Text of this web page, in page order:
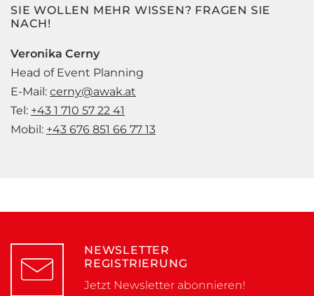
SIE WOLLEN MEHR WISSEN? FRAGEN SIE
NACH!
Veronika Cerny
Head of Event Planning
E-Mail: cerny@awak.at
Tel: +43 1 710 57 22 41
Mobil: +43 676 851 66 77 13
NEWSLETTER
REGISTRIERUNG
Jetzt Newsletter abonnieren!